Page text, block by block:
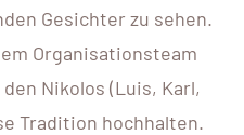
Gesichter zu sehen.
Organisationsteam
Nikolos (Luis, Karl,
Tradition hochhalten.